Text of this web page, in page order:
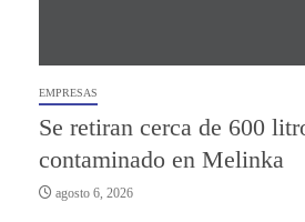
EMPRESAS
Se retiran cerca de 600
contaminado en Melinka
agosto 6, 2026